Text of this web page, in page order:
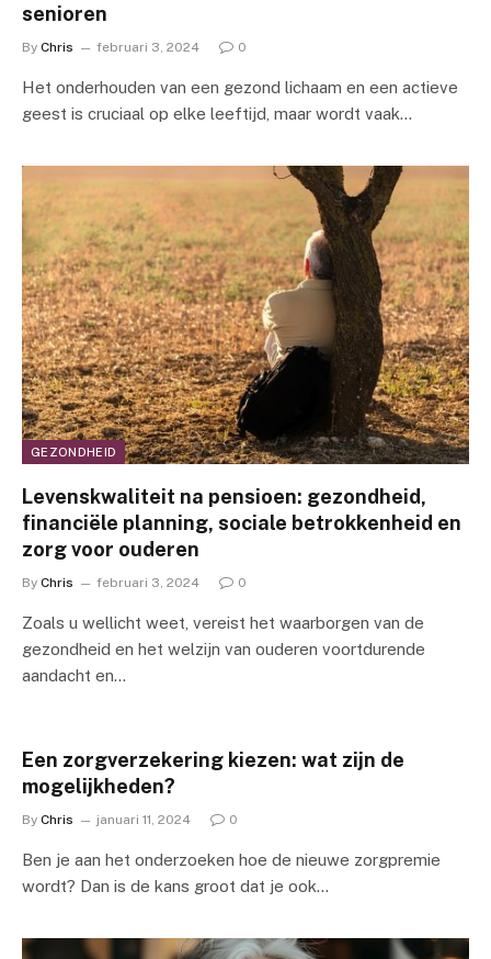
senioren
By Chris februari 3, 2024 0
Het onderhouden van een gezond lichaam en een actieve
geest is cruciaal op elke leeftijd, maar wordt vaak…
GEZONDHEID
Levenskwaliteit na pensioen: gezondheid,
financiële planning, sociale betrokkenheid en
zorg voor ouderen
By Chris februari 3, 2024 0
Zoals u wellicht weet, vereist het waarborgen van de
gezondheid en het welzijn van ouderen voortdurende
aandacht en…
Een zorgverzekering kiezen: wat zijn de
mogelijkheden?
By Chris januari 11, 2024 0
Ben je aan het onderzoeken hoe de nieuwe zorgpremie
wordt? Dan is de kans groot dat je ook…